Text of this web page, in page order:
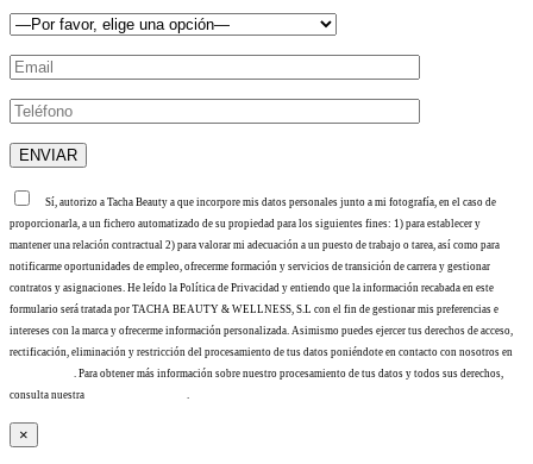
Sí, autorizo a Tacha Beauty a que incorpore mis datos personales junto a mi fotografía, en el caso de
proporcionarla, a un fichero automatizado de su propiedad para los siguientes fines: 1) para establecer y
mantener una relación contractual 2) para valorar mi adecuación a un puesto de trabajo o tarea, así como para
notificarme oportunidades de empleo, ofrecerme formación y servicios de transición de carrera y gestionar
contratos y asignaciones. He leído la Política de Privacidad y entiendo que la información recabada en este
formulario será tratada por TACHA BEAUTY & WELLNESS, S.L con el fin de gestionar mis preferencias e
intereses con la marca y ofrecerme información personalizada. Asimismo puedes ejercer tus derechos de acceso,
rectificación, eliminación y restricción del procesamiento de tus datos poniéndote en contacto con nosotros en
. Para obtener más información sobre nuestro procesamiento de tus datos y todos sus derechos,
consulta nuestra
×